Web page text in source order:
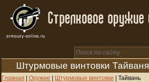
Штурмовые винтовки Тайваня
Главная | Оружие | Штурмовые винтовки | Тайвань